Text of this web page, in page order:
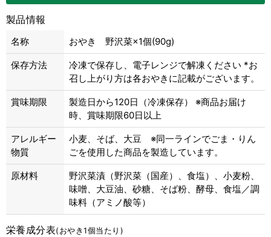
製品情報
名称 おやき 野沢菜×1個(90g)
保存方法
冷凍で保存し、電子レンジで解凍ください *お
召し上がり方は各おやきに記載がございます。
賞味期限
製造日から120日（冷凍保存） ※商品お届け
時、賞味期限60日以上
アレルギー
物質
小麦、そば、大豆 ※同一ラインでごま・りん
ごを使用した商品を製造しています。
原材料
野沢菜漬（野沢菜（国産）、食塩）、小麦粉、
味噌、大豆油、砂糖、そば粉、酵母、食塩／調
味料（アミノ酸等）
栄養成分表(おやき1個当たり)